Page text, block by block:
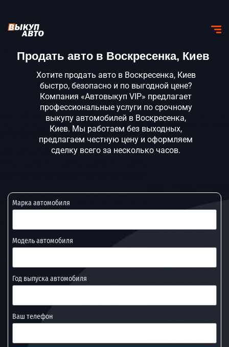
Продать авто в Воскресенка, Киев
Хотите продать авто в Воскресенка, Киев
быстро, безопасно и по выгодной цене?
Компания «Автовыкуп VIP» предлагает
профессиональные услуги по срочному
выкупу автомобилей в Воскресенка,
Киев. Мы работаем без выходных,
предлагаем честную цену и оформляем
сделку всего за несколько часов.
Марка автомобиля
Модель автомобиля
Год выпуска автомобиля
Ваш телефон